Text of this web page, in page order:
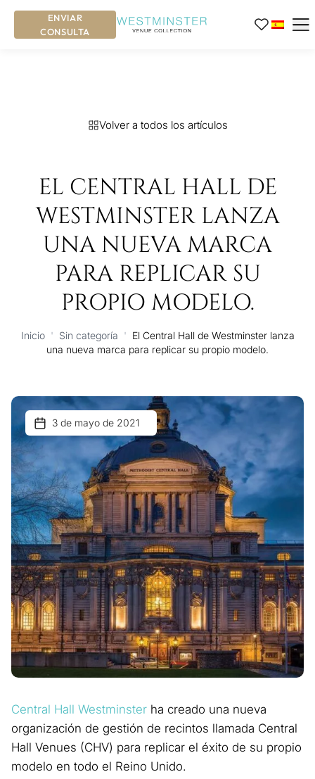
ENVIAR
CONSULTA
Volver a todos los artículos
EL CENTRAL HALL DE
WESTMINSTER LANZA
UNA NUEVA MARCA
PARA REPLICAR SU
PROPIO MODELO.
Inicio ' Sin categoría ' El Central Hall de Westminster lanza
una nueva marca para replicar su propio modelo.
3 de mayo de 2021
Central Hall Westminster ha creado una nueva
organización de gestión de recintos llamada Central
Hall Venues (CHV) para replicar el éxito de su propio
modelo en todo el Reino Unido.